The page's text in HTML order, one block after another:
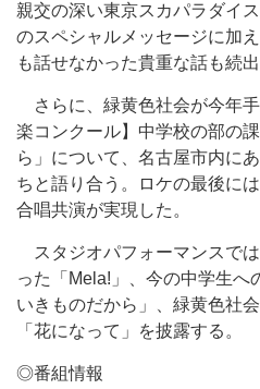
親交の深い東京スカパラダイ
のスペシャルメッセージに加
も話せなかった貴重な話も続出
さらに、緑黄色社会が今年
楽コンクール】中学校の部の
ら」について、名古屋市内に
ちと語り合う。ロケの最後に
合唱共演が実現した。
スタジオパフォーマンスで
った「Mela!」、今の中学生へ
いきものだから」、緑黄色社
「花になって」を披露する。
◎番組情報